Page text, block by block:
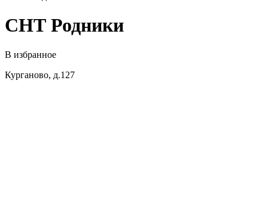
СНТ Родники
В избранное
Курганово, д.127